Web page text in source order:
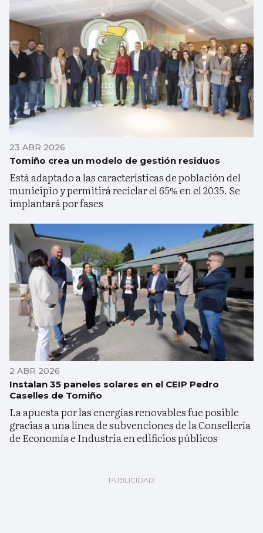
23 ABR 2026
Tomiño crea un modelo de gestión residuos
Está adaptado a las características de población del
municipio y permitirá reciclar el 65% en el 2035. Se
implantará por fases
2 ABR 2026
Instalan 35 paneles solares en el CEIP Pedro
Caselles de Tomiño
La apuesta por las energías renovables fue posible
gracias a una línea de subvenciones de la Consellería
de Economía e Industria en edificios públicos